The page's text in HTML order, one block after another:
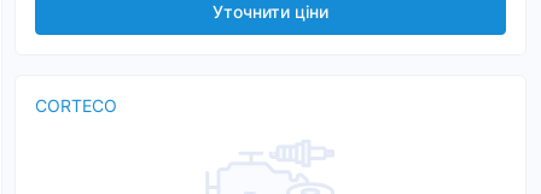
Уточнити ціни
CORTECO